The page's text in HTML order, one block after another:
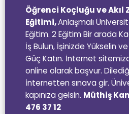
Öğrenci Koçluğu ve Akıl
Eğitimi,Anlaşmalı
Eğitim. 2 Eğitim Bir arada
İş Bulun, İşinizde Yükselin
Güç Katın. İnternet
online olarak başvur.
İnternetten sınava gir.
kapınıza gelsin. Müthiş
476 37 12